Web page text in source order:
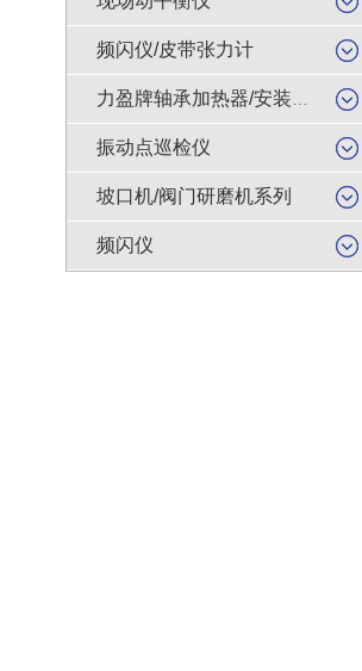
频闪仪/皮带张力计
振动点巡检仪
坡口机/阀门研磨机系列
频闪仪